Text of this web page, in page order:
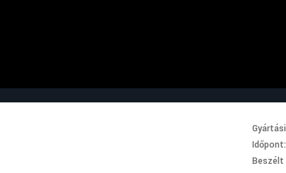
Időpont: